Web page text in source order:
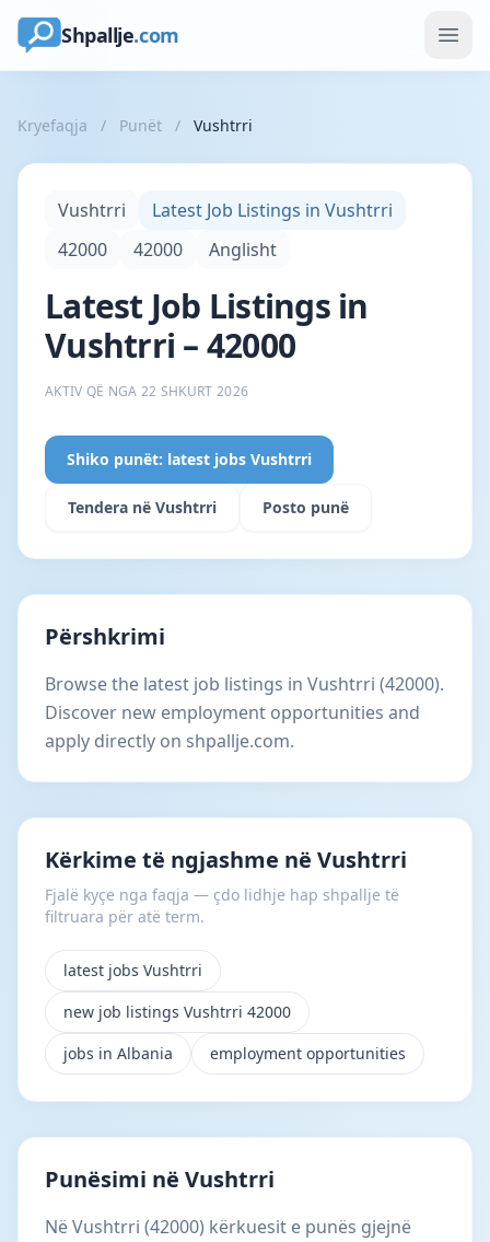
Shpallje.com
Kryefaqja / Punët / Vushtrri
Vushtrri
Latest Job Listings in Vushtrri
42000
42000 Anglisht
Latest Job Listings in
Vushtrri – 42000
AKTIV QË NGA 22 SHKURT 2026
Shiko punët: latest jobs Vushtrri
Tendera në Vushtrri Posto punë
Përshkrimi
Browse the latest job listings in Vushtrri (42000).
Discover new employment opportunities and
apply directly on shpallje.com.
Kërkime të ngjashme në Vushtrri
Fjalë kyçe nga faqja — çdo lidhje hap shpallje të
filtruara për atë term.
latest jobs Vushtrri
new job listings Vushtrri 42000
jobs in Albania
employment opportunities
Punësimi në Vushtrri
Në Vushtrri (42000) kërkuesit e punës gjejnë